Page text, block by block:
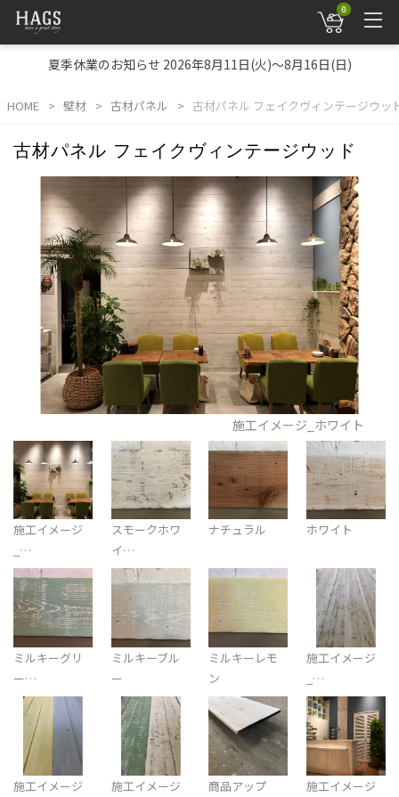
0
夏季休業のお知らせ 2026年8月11日(火)～8月16日(日)
HOME 壁材 古材パネル 古材パネル フェイクヴィンテージウッ
古材パネル フェイクヴィンテージウッド
施工イメージ_ホワイト
施工イメージ
_…
スモークホワ
イ…
ナチュラル ホワイト
ミルキーグリ
ー…
ミルキーブル
ー
ミルキーレモ
ン
施工イメージ
_…
施工イメージ
施工イメージ
商品アップ
施工イメージ